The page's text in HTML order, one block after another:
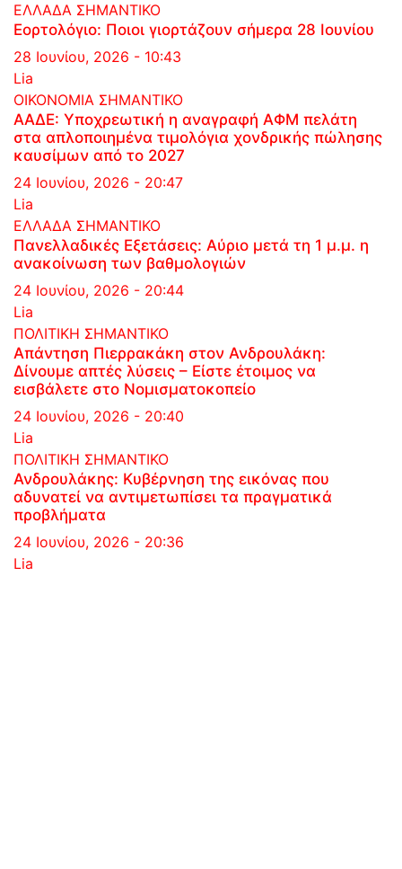
ΕΛΛΑΔΑ ΣΗΜΑΝΤΙΚΟ
Εορτολόγιο: Ποιοι γιορτάζουν σήμερα 28 Ιουνίου
28 Ιουνίου, 2026 - 10:43
Lia
ΟΙΚΟΝΟΜΙΑ ΣΗΜΑΝΤΙΚΟ
ΑΑΔΕ: Υποχρεωτική η αναγραφή ΑΦΜ πελάτη
στα απλοποιημένα τιμολόγια χονδρικής πώλησης
καυσίμων από το 2027
24 Ιουνίου, 2026 - 20:47
Lia
ΕΛΛΑΔΑ ΣΗΜΑΝΤΙΚΟ
Πανελλαδικές Εξετάσεις: Αύριο μετά τη 1 μ.μ. η
ανακοίνωση των βαθμολογιών
24 Ιουνίου, 2026 - 20:44
Lia
ΠΟΛΙΤΙΚΗ ΣΗΜΑΝΤΙΚΟ
Απάντηση Πιερρακάκη στον Ανδρουλάκη:
Δίνουμε απτές λύσεις – Είστε έτοιμος να
εισβάλετε στο Νομισματοκοπείο
24 Ιουνίου, 2026 - 20:40
Lia
ΠΟΛΙΤΙΚΗ ΣΗΜΑΝΤΙΚΟ
Ανδρουλάκης: Κυβέρνηση της εικόνας που
αδυνατεί να αντιμετωπίσει τα πραγματικά
προβλήματα
24 Ιουνίου, 2026 - 20:36
Lia